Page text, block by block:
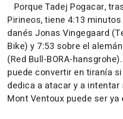
Porque Tadej Pogacar,
Pirineos, tiene 4:13
danés Jonas Vingegaard
Bike) y 7:53 sobre el
(Red Bull-BORA-
puede convertir en tiranía
dedica a atacar y a
Mont Ventoux puede ser